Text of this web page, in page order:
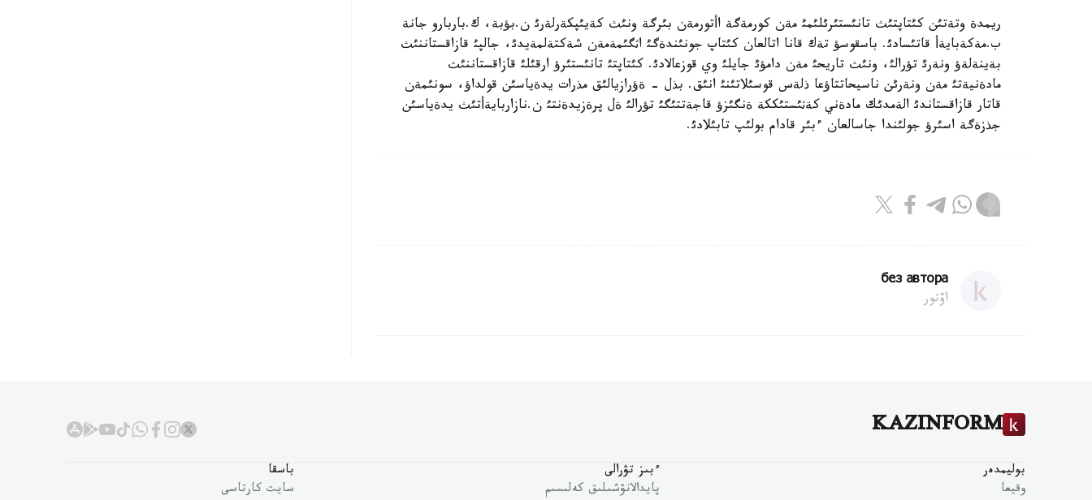
ريمدة وتةتئن كئتاپتئث تانئستئرئلئمئ مةن كورمةگة اأتورمةن بئرگة ونئث كةيئپكةرلةرئ ن.بؤبة، ك.باربارو جانة
ب.مةكةبايةأ قاتئسادئ. باسقوسؤ تةك قانا اتالعان كئتاپ جونئندةگئ اثگئمةمةن شةكتةلمةيدئ، جالپئ قازاقستاننئث
بةينةلةؤ ونةرئ تؤرالئ، ونئث تاريحئ مةن دامؤئ جايلئ وي قوزعالادئ. كئتاپتئ تانئستئرؤ ارقئلئ قازاقستاننئث
مادةنيةتئ مةن ونةرئن ناسيحاتتاؤعا ذلةس قوسئلاتئنئ انئق. بذل - ةؤرازيالئق مذرات يدةياسئن قولداؤ، سونئمةن
قاتار قازاقستاندئ الةمدئك مادةني كةثئستئككة ةنگئزؤ قاجةتتئگئ تؤرالئ ةل پرةزيدةنتئ ن.نازاربايةأتئث يدةياسئن
جذزةگة اسئرؤ جولئندا جاسالعان ءبئر قادام بولئپ تابئلادئ.
без автора
اۆتور
KAZINFORM
بوليمدەر
وقيعا
ءبىز تۋرالى
پايدالانۋشىلىق كەلىسىم
باسقا
سايت كارتاسى